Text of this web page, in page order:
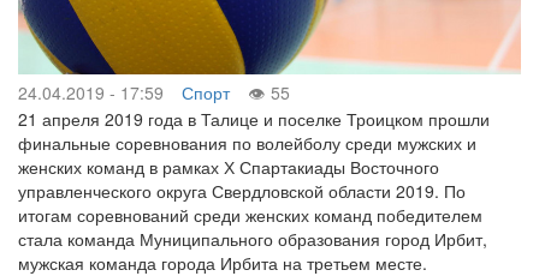
24.04.2019 - 17:59 Спорт
55
21 апреля 2019 года в Талице и поселке Троицком прошли
финальные соревнования по волейболу среди мужских и
женских команд в рамках Х Спартакиады Восточного
управленческого округа Свердловской области 2019. По
итогам соревнований среди женских команд победителем
стала команда Муниципального образования город Ирбит,
мужская команда города Ирбита на третьем месте.